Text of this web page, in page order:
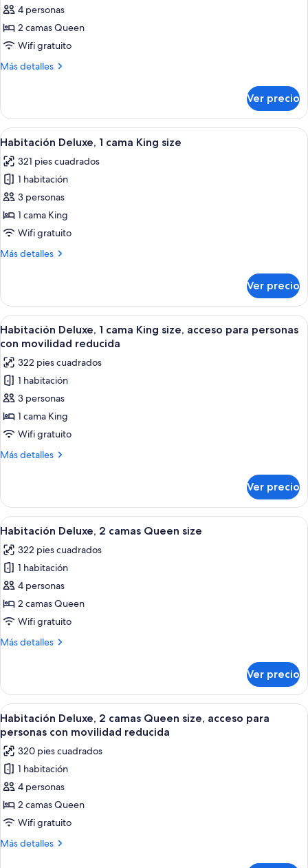
ciudad
de
Habitación,
2
Queen
a
la
ciudad
4 personas
2 camas Queen
Wifi gratuito
Más detalles
Más
2
camas
Queen
vista
la
ciudad
Ver precio
Abrir
todas
las
fotos
de
Habitación
Deluxe,
cama
Una habitación de hotel con cama,
7
Habitación Deluxe, 1 cama King size
321 pies cuadrados
1 habitación
3 personas
1 cama King
Wifi gratuito
Más detalles
Más
Deluxe,
cama
King
Ver precio
Abrir
todas
las
fotos
de
Habitación
Deluxe,
1
cama
acceso
para
personas
con
movilidad
reducida
Habitación de hotel con cama,
6
Habitación Deluxe, 1 cama King size, acceso para personas
con movilidad reducida
322 pies cuadrados
1 habitación
3 personas
1 cama King
Wifi gratuito
Más detalles
Más
Deluxe,
cama
size,
acceso
para
personas
con
movilidad
reducida
Ver precio
Abrir
todas
las
fotos
de
Habitación
Deluxe,
camas
Habitación de hotel con dos camas,
6
Habitación Deluxe, 2 camas Queen size
322 pies cuadrados
1 habitación
4 personas
2 camas Queen
Wifi gratuito
Más detalles
Más
Deluxe,
camas
Queen
size
Ver precio
Abrir
todas
las
fotos
de
Habitación
Deluxe,
2
camas
Habitación de hotel con dos camas,
5
Habitación Deluxe, 2 camas Queen size, acceso para
personas con movilidad reducida
320 pies cuadrados
1 habitación
4 personas
2 camas Queen
Wifi gratuito
Más detalles
Más